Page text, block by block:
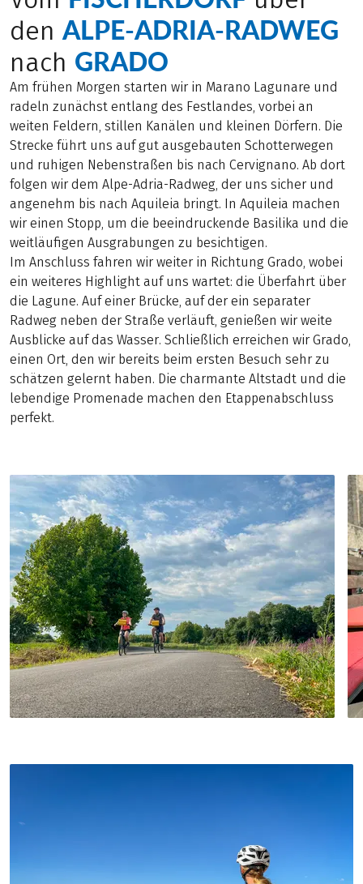
denALPE-ADRIA-RADWEG
nach GRADO
Am frühen Morgen starten wir in Marano Lagunare und
radeln zunächst entlang des Festlandes, vorbei an
weiten Feldern, stillen Kanälen und kleinen Dörfern. Die
Strecke führt uns auf gut ausgebauten Schotterwegen
und ruhigen Nebenstraßen bis nach Cervignano. Ab dort
folgen wir dem Alpe-Adria-Radweg, der uns sicher und
angenehm bis nach Aquileia bringt. In Aquileia machen
wir einen Stopp, um die beeindruckende Basilika und die
weitläufigen Ausgrabungen zu besichtigen.
Im Anschluss fahren wir weiter in Richtung Grado, wobei
ein weiteres Highlight auf uns wartet: die Überfahrt über
die Lagune. Auf einer Brücke, auf der ein separater
Radweg neben der Straße verläuft, genießen wir weite
Ausblicke auf das Wasser. Schließlich erreichen wir Grado,
einen Ort, den wir bereits beim ersten Besuch sehr zu
schätzen gelernt haben. Die charmante Altstadt und die
lebendige Promenade machen den Etappenabschluss
perfekt.